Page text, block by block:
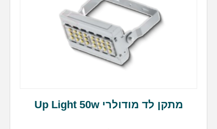
מתקן לד מודולרי Up Light 50w